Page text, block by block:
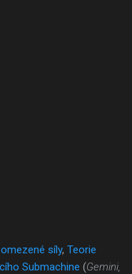
síly, Teorie
Submachine (Gemini,